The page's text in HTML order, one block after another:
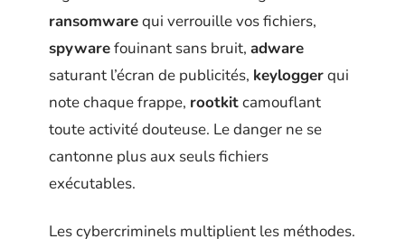
ransomwarequi verrouille vos fichiers,
spywarefouinant sans bruit, adware
saturant l’écran de publicités, keyloggerqui
note chaque frappe, rootkitcamouflant
toute activité douteuse. Le danger ne se
cantonne plus aux seuls fichiers
exécutables.
Les cybercriminels multiplient les méthodes.